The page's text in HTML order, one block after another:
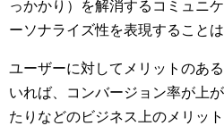
っかかり）を解消するコミュニ
ーソナライズ性を表現すること
ユーザーに対してメリットのあ
いれば、コンバージョン率が上
たりなどのビジネス上のメリッ